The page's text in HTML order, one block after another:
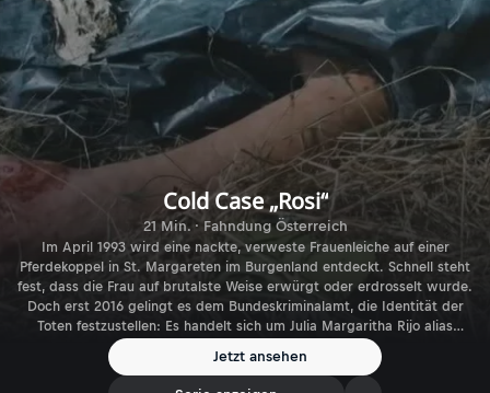
Cold Case „Rosi“
21 Min. · Fahndung Österreich
Im April 1993 wird eine nackte, verweste Frauenleiche auf einer
Pferdekoppel in St. Margareten im Burgenland entdeckt. Schnell steht
fest, dass die Frau auf brutalste Weise erwürgt oder erdrosselt wurde.
Doch erst 2016 gelingt es dem Bundeskriminalamt, die Identität der
Toten festzustellen: Es handelt sich um Julia Margaritha Rijo alias
„Rosi“ aus der Dominikanischen Republik, die Anfang der 90er-Jahre
nach Österreich gekommen ist und hier als Prostituierte gearbeitet
hat.
Jetzt ansehen